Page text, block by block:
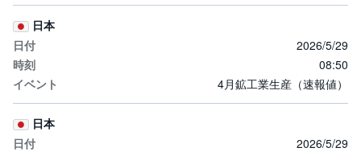
日本
2026/5/29
08:50
4月鉱工業生産（速報値）
日本
2026/5/29